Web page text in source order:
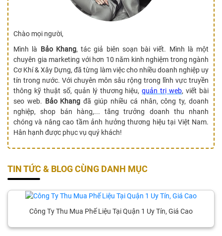
Chào mọi người,
Mình là Bảo Khang, tác giả biên soạn bài viết. Mình là một
chuyên gia marketing với hơn 10 năm kinh nghiệm trong ngành
Cơ Khí & Xây Dựng, đã từng làm việc cho nhiều doanh nghiệp uy
tín trong nước. Với chuyên môn sâu rộng trong lĩnh vực truyền
thông kỹ thuật số, quản lý thương hiệu,quản trị web, viết bài
seo web. Bảo Khang đã giúp nhiều cá nhân, công ty, doanh
nghiệp, shop bán hàng,... tăng trưởng doanh thu nhanh
chóng và nâng cao tầm ảnh hưởng thương hiệu tại Việt Nam.
Hân hạnh được phục vụ quý khách!
TIN TỨC & BLOG CÙNG DANH MỤC
Công Ty Thu Mua Phế Liệu Tại Quận 1 Uy Tín, Giá Cao